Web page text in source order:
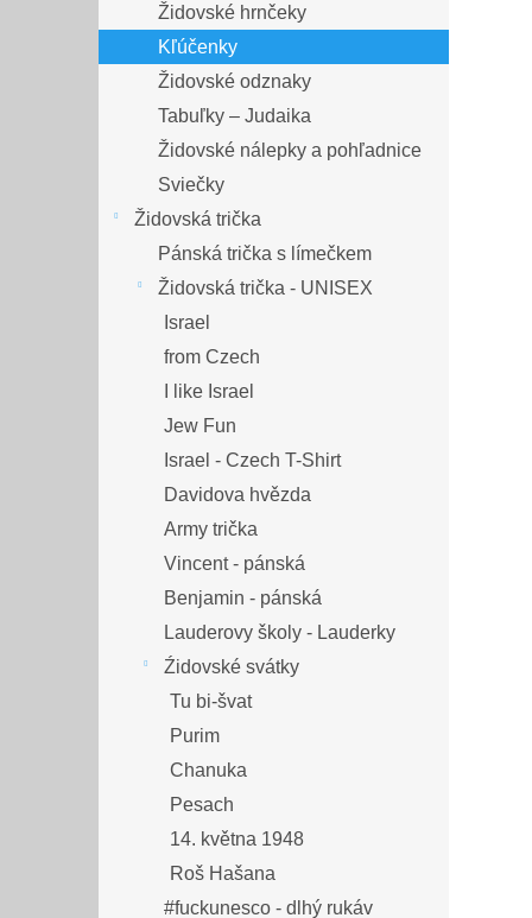
Židovské hrnčeky
Kľúčenky
Židovské odznaky
Tabuľky – Judaika
Židovské nálepky a pohľadnice
Sviečky
Židovská trička
Pánská trička s límečkem
Židovská trička - UNISEX
Israel
from Czech
I like Israel
Jew Fun
Israel - Czech T-Shirt
Davidova hvězda
Army trička
Vincent - pánská
Benjamin - pánská
Lauderovy školy - Lauderky
Źidovské svátky
Tu bi-švat
Purim
Chanuka
Pesach
14. května 1948
Roš Hašana
#fuckunesco - dlhý rukáv